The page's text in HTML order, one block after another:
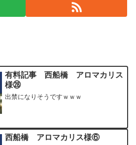
有料記事 西船橋 アロマカリス
様㉘
出禁になりそうですｗｗｗ
西船橋 アロマカリス様⑥